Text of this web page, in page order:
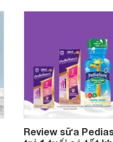
cùng Websosanh.vn
Review sữa